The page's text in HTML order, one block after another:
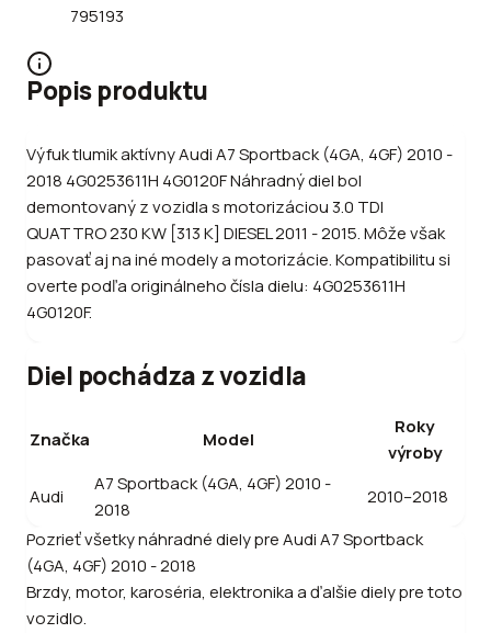
795193
Popis produktu
Výfuk tlumik aktívny Audi A7 Sportback (4GA, 4GF) 2010 -
2018 4G0253611H 4G0120F Náhradný diel bol
demontovaný z vozidla s motorizáciou 3.0 TDI
QUATTRO 230 KW [313 K] DIESEL 2011 - 2015. Môže však
pasovať aj na iné modely a motorizácie. Kompatibilitu si
overte podľa originálneho čísla dielu: 4G0253611H
4G0120F.
Diel pochádza z vozidla
Značka Model
Roky
výroby
Audi
A7 Sportback (4GA, 4GF) 2010 -
2018
2010–2018
Pozrieť všetky náhradné diely preAudiA7 Sportback
(4GA, 4GF) 2010 - 2018
Brzdy, motor, karoséria, elektronika a ďalšie diely pre toto
vozidlo.